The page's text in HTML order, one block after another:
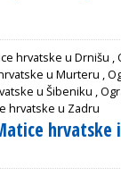
hrvatske u Drnišu ,
u Murteru ,
u Šibeniku ,
hrvatske u Zadru
hrvatske